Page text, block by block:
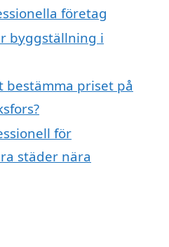
företag
byggställning i
priset på
för
städer nära